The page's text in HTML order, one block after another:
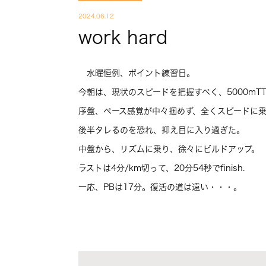
2024.06.12
work hard
水曜恒例、ポイント練習日。
今朝は、現状のスピードを把握すべく、5000mTT
序盤、ペース感覚が中々掴めず、全くスピードに乗
後半タレるのを恐れ、抑え目に入り過ぎた。
中盤から、リズムに乗り、徐々にビルドアップ。
ラストは4分/km切って、20分54秒でfinish.
一応、PBは17分。復活の道は遠い・・・。